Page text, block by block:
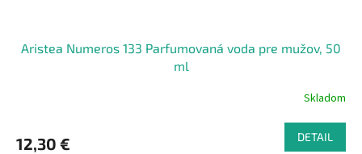
Aristea Numeros 133 Parfumovaná voda pre mužov, 50
ml
Skladom
12,30 € DETAIL